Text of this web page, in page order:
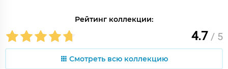
Рейтинг коллекции:
4.7 / 5
Смотреть всю коллекцию